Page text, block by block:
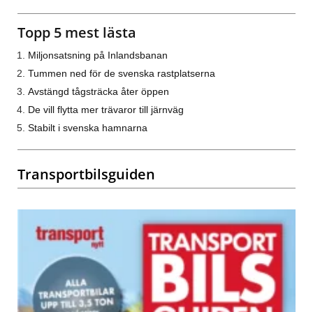
Topp 5 mest lästa
Miljonsatsning på Inlandsbanan
Tummen ned för de svenska rastplatserna
Avstängd tågsträcka åter öppen
De vill flytta mer trävaror till järnväg
Stabilt i svenska hamnarna
Transportbilsguiden